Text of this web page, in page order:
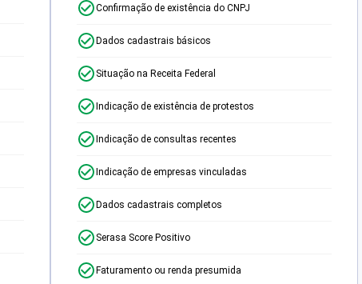
Confirmação de existência do CNPJ
Dados cadastrais básicos
Situação na Receita Federal
Indicação de existência de protestos
Indicação de consultas recentes
Indicação de empresas vinculadas
Dados cadastrais completos
Serasa Score Positivo
Faturamento ou renda presumida